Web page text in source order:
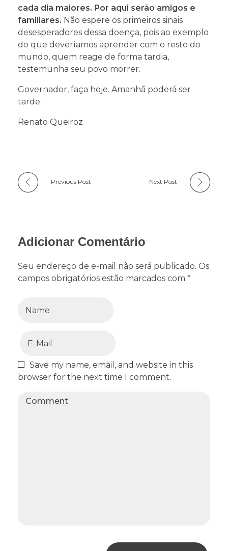
cada dia maiores. Por aqui serão amigos e
familiares. Não espere os primeiros sinais
desesperadores dessa doença, pois ao exemplo
do que deveríamos aprender com o resto do
mundo, quem reage de forma tardia,
testemunha seu povo morrer.
Governador, faça hoje. Amanhã poderá ser
tarde.
Renato Queiroz
Previous Post Next Post
Adicionar Comentário
Seu endereço de e-mail não será publicado. Os
campos obrigatórios estão marcados com *
Save my name, email, and website in this
browser for the next time I comment.